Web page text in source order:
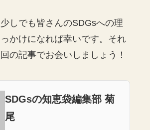
しでも皆さんのSDGsへの理
かけになれば幸いです。それ
の記事でお会いしましょう！
SDGsの知恵袋編集部 菊
尾